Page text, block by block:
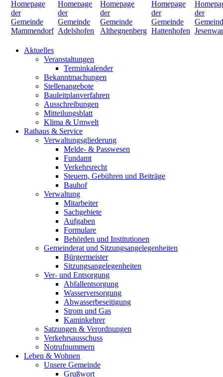
Aktuelles
Veranstaltungen
Terminkalender
Bekanntmachungen
Stellenangebote
Bauleitplanverfahren
Ausschreibungen
Mitteilungsblatt
Klima & Umwelt
Rathaus & Service
Verwaltungsgliederung
Melde- & Passwesen
Fundamt
Verkehrsrecht
Steuern, Gebühren und Beiträge
Bauhof
Verwaltung
Mitarbeiter
Sachgebiete
Aufgaben
Formulare
Behörden und Institutionen
Gemeinderat und Sitzungsangelegenheiten
Bürgermeister
Sitzungsangelegenheiten
Ver- und Entsorgung
Abfallentsorgung
Wasserversorgung
Abwasserbeseitigung
Strom und Gas
Kaminkehrer
Satzungen & Verordnungen
Verkehrsausschuss
Notrufnummern
Leben & Wohnen
Unsere Gemeinde
Grußwort